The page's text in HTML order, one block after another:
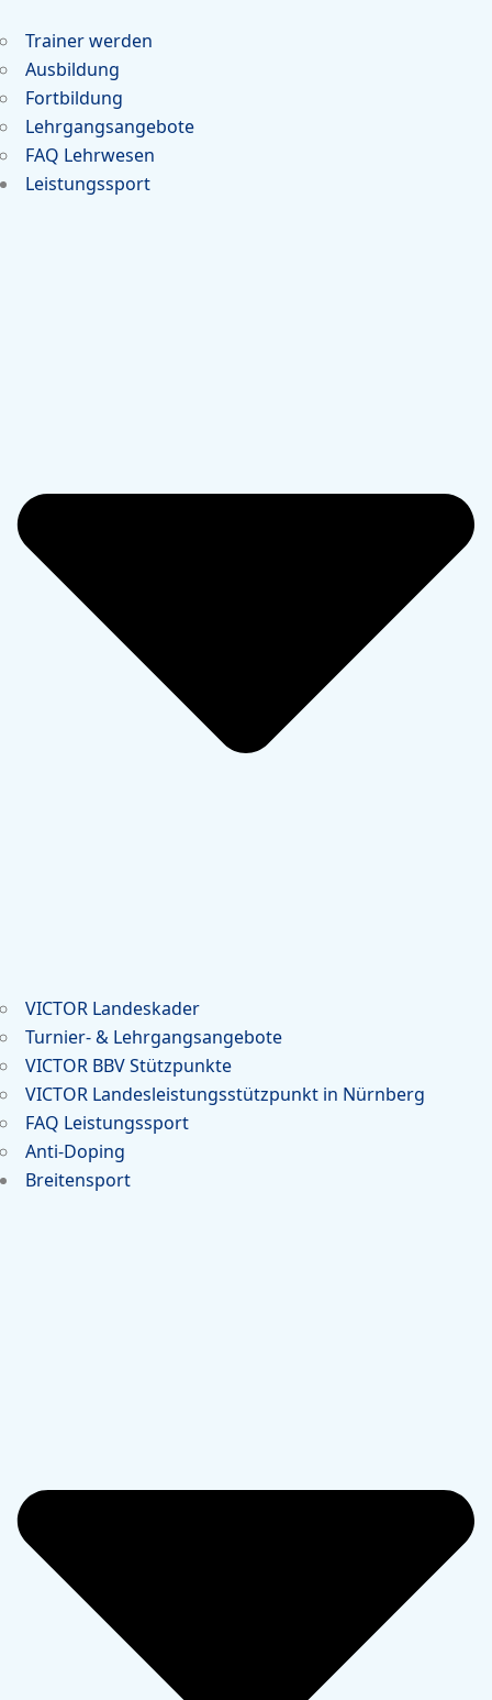
Trainer werden
Ausbildung
Fortbildung
Lehrgangsangebote
FAQ Lehrwesen
Leistungssport
VICTOR Landeskader
Turnier- & Lehrgangsangebote
VICTOR BBV Stützpunkte
VICTOR Landesleistungsstützpunkt in Nürnberg
FAQ Leistungssport
Anti-Doping
Breitensport